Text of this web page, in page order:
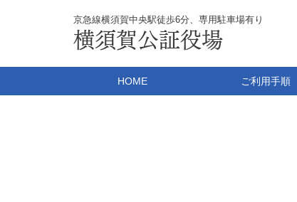
京急線横須賀中央駅徒歩6分、専用駐車場有り
横須賀公証役場
HOME ご利用手順